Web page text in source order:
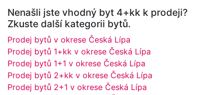
Nenašli jste vhodný byt 4+kk k prodeji?
Zkuste další kategorii bytů.
Prodej bytů v okrese Česká Lípa
Prodej bytů 1+kk v okrese Česká Lípa
Prodej bytů 1+1 v okrese Česká Lípa
Prodej bytů 2+kk v okrese Česká Lípa
Prodej bytů 2+1 v okrese Česká Lípa